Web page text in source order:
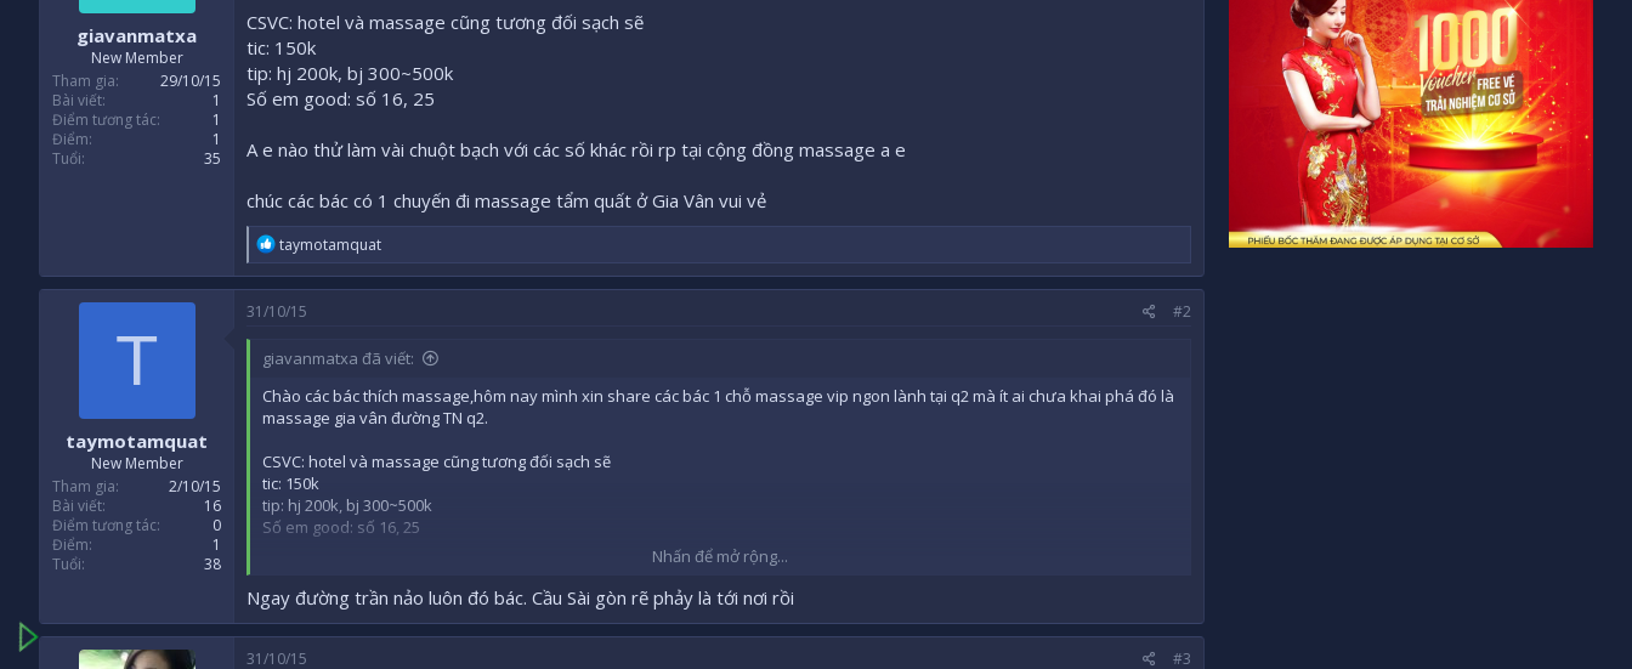
đ
ầ
u
giavanmatxa
New Member
Tham gia
29/10/15
Bài viết
1
Điểm tương tác
1
Điểm
1
Tuổi
35
CSVC: hotel và massage cũng tương đối sạch sẽ
tic: 150k
tip: hj 200k, bj 300~500k
Số em good: số 16, 25
A e nào thử làm vài chuột bạch với các số khác rồi rp tại cộng đồng massage a e
chúc các bác có 1 chuyến đi massage tẩm quất ở Gia Vân vui vẻ
R
e
a
t
o
s
:
taymotamquat
T
taymotamquat
New Member
Tham gia
2/10/15
Bài viết
16
Điểm tương tác
0
Điểm
1
Tuổi
38
31/10/15 #2
giavanmatxa đã viết:
Chào các bác thích massage,hôm nay mình xin share các bác 1 chỗ massage vip ngon lành tại q2 mà ít ai chưa khai phá đó là
massage gia vân đường TN q2.
CSVC: hotel và massage cũng tương đối sạch sẽ
tic: 150k
tip: hj 200k, bj 300~500k
Số em good: số 16, 25
A e nào thử làm vài chuột bạch với các số khác rồi rp tại cộng đồng massage a e
chúc các bác có 1 chuyến đi massage tẩm quất ở Gia Vân vui vẻ
Nhấn để mở rộng...
Ngay đường trần nảo luôn đó bác. Cầu Sài gòn rẽ phảy là tới nơi rồi
31/10/15 #3